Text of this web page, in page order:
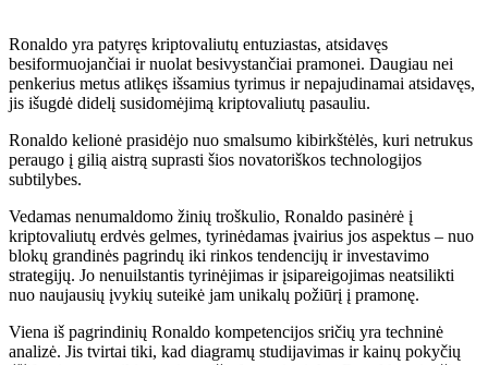
Ronaldo yra patyręs kriptovaliutų entuziastas, atsidavęs
besiformuojančiai ir nuolat besivystančiai pramonei. Daugiau nei
penkerius metus atlikęs išsamius tyrimus ir nepajudinamai atsidavęs,
jis išugdė didelį susidomėjimą kriptovaliutų pasauliu.
Ronaldo kelionė prasidėjo nuo smalsumo kibirkštėlės, kuri netrukus
peraugo į gilią aistrą suprasti šios novatoriškos technologijos
subtilybes.
Vedamas nenumaldomo žinių troškulio, Ronaldo pasinėrė į
kriptovaliutų erdvės gelmes, tyrinėdamas įvairius jos aspektus – nuo ​​
blokų grandinės pagrindų iki rinkos tendencijų ir investavimo
strategijų. Jo nenuilstantis tyrinėjimas ir įsipareigojimas neatsilikti
nuo naujausių įvykių suteikė jam unikalų požiūrį į pramonę.
Viena iš pagrindinių Ronaldo kompetencijos sričių yra techninė
analizė. Jis tvirtai tiki, kad diagramų studijavimas ir kainų pokyčių